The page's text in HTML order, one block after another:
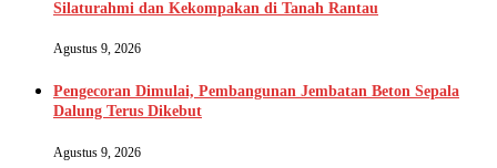
Silaturahmi dan Kekompakan di Tanah Rantau
Agustus 9, 2026
Pengecoran Dimulai, Pembangunan Jembatan Beton Sepala
Dalung Terus Dikebut
Agustus 9, 2026